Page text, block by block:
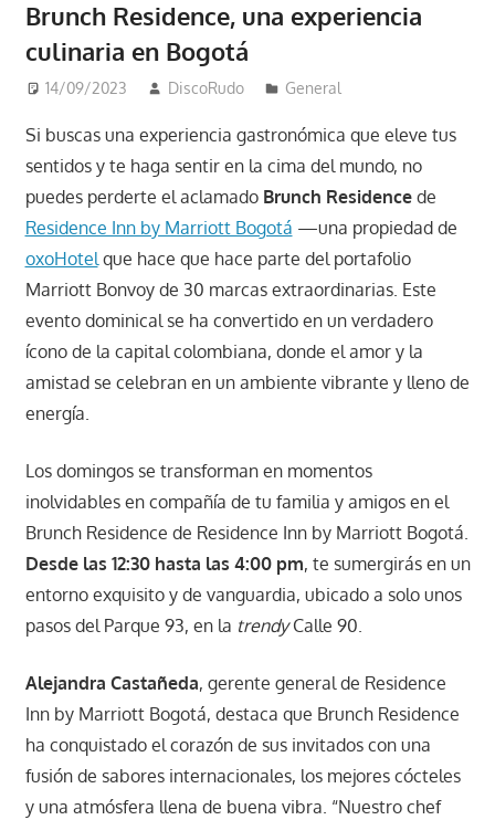
Brunch Residence, una experiencia
culinaria en Bogotá
14/09/2023 DiscoRudo General
Si buscas una experiencia gastronómica que eleve tus
sentidos y te haga sentir en la cima del mundo, no
puedes perderte el aclamado Brunch Residencede
Residence Inn by Marriott Bogotá —una propiedad de
oxoHotelque hace que hace parte del portafolio
Marriott Bonvoy de 30 marcas extraordinarias. Este
evento dominical se ha convertido en un verdadero
ícono de la capital colombiana, donde el amor y la
amistad se celebran en un ambiente vibrante y lleno de
energía.
Los domingos se transforman en momentos
inolvidables en compañía de tu familia y amigos en el
Brunch Residence de Residence Inn by Marriott Bogotá.
Desde las 12:30 hasta las 4:00 pm, te sumergirás en un
entorno exquisito y de vanguardia, ubicado a solo unos
pasos del Parque 93, en la trendyCalle 90.
Alejandra Castañeda, gerente general de Residence
Inn by Marriott Bogotá, destaca que Brunch Residence
ha conquistado el corazón de sus invitados con una
fusión de sabores internacionales, los mejores cócteles
y una atmósfera llena de buena vibra. “Nuestro chef